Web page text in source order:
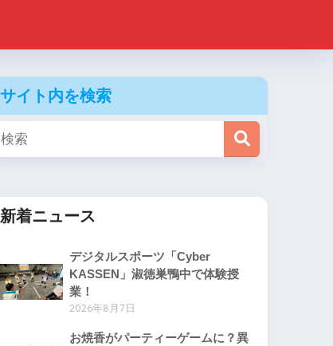
サイト内を検索
新着ニュース
デジタルスポーツ「Cyber
KASSEN」淑徳巣鴨中で体験授
業！
2026年8月7日
お焼香がパーティーゲームに？異